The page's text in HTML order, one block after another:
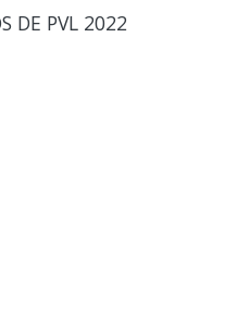
DE PVL 2022